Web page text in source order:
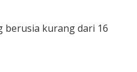
berusia kurang dari 16